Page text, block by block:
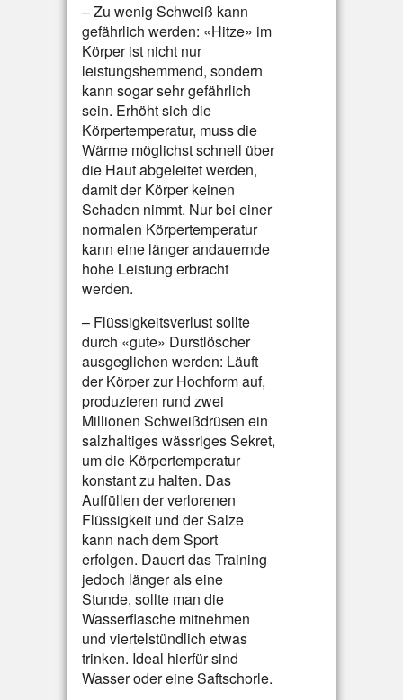
– Zu wenig Schweiß kann
gefährlich werden: «Hitze» im
Körper ist nicht nur
leistungshemmend, sondern
kann sogar sehr gefährlich
sein. Erhöht sich die
Körpertemperatur, muss die
Wärme möglichst schnell über
die Haut abgeleitet werden,
damit der Körper keinen
Schaden nimmt. Nur bei einer
normalen Körpertemperatur
kann eine länger andauernde
hohe Leistung erbracht
werden.
– Flüssigkeitsverlust sollte
durch «gute» Durstlöscher
ausgeglichen werden: Läuft
der Körper zur Hochform auf,
produzieren rund zwei
Millionen Schweißdrüsen ein
salzhaltiges wässriges Sekret,
um die Körpertemperatur
konstant zu halten. Das
Auffüllen der verlorenen
Flüssigkeit und der Salze
kann nach dem Sport
erfolgen. Dauert das Training
jedoch länger als eine
Stunde, sollte man die
Wasserflasche mitnehmen
und viertelstündlich etwas
trinken. Ideal hierfür sind
Wasser oder eine Saftschorle.